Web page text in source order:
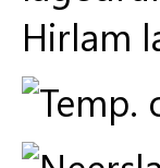
Hirlam